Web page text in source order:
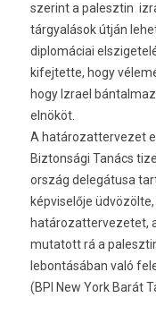
szerint a palesztin 
tárgyalások útján
diplomáciai
kifejtette, hogy
hogy Izrael
elnököt.
A határozattervezet
Biztonsági Tanács
ország delegátusa
képviselője
határozattervezetet,
mutatott rá a
lebontásában való
(BPI New York Barát